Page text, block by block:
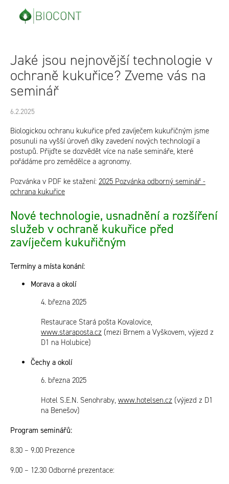
Jaké jsou nejnovější technologie v
ochraně kukuřice? Zveme vás na
seminář
6.2.2025
Biologickou ochranu kukuřice před zavíječem kukuřičným jsme
posunuli na vyšší úroveň díky zavedení nových technologií a
postupů. Přijďte se dozvědět více na naše semináře, které
pořádáme pro zemědělce a agronomy.
Pozvánka v PDF ke stažení: 2025 Pozvánka odborný seminář -
ochrana kukuřice
Nové technologie, usnadnění a rozšíření
služeb v ochraně kukuřice před
zavíječem kukuřičným
Termíny a místa konání:
Morava a okolí
4. března 2025
Restaurace Stará pošta Kovalovice,
www.staraposta.cz (mezi Brnem a Vyškovem, výjezd z
D1 na Holubice)
Čechy a okolí
6. března 2025
Hotel S.E.N. Senohraby, www.hotelsen.cz (výjezd z D1
na Benešov)
Program seminářů:
8.30 – 9.00 Prezence
9.00 – 12.30 Odborné prezentace: